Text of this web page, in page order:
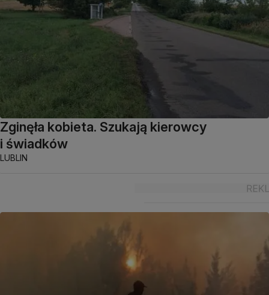
Zginęła kobieta. Szukają kierowcy
i świadków
LUBLIN